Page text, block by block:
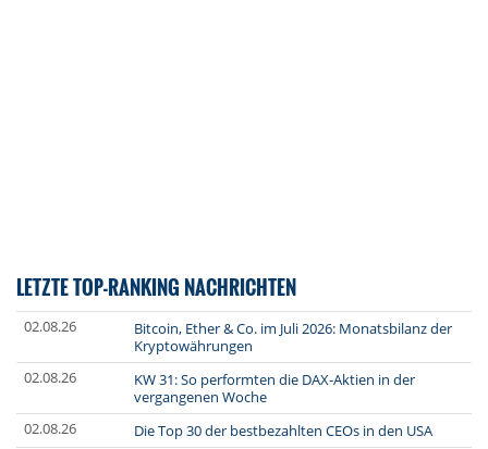
LETZTE TOP-RANKING NACHRICHTEN
02.08.26
Bitcoin, Ether & Co. im Juli 2026: Monatsbilanz der
Kryptowährungen
02.08.26
KW 31: So performten die DAX-Aktien in der
vergangenen Woche
02.08.26
Die Top 30 der bestbezahlten CEOs in den USA